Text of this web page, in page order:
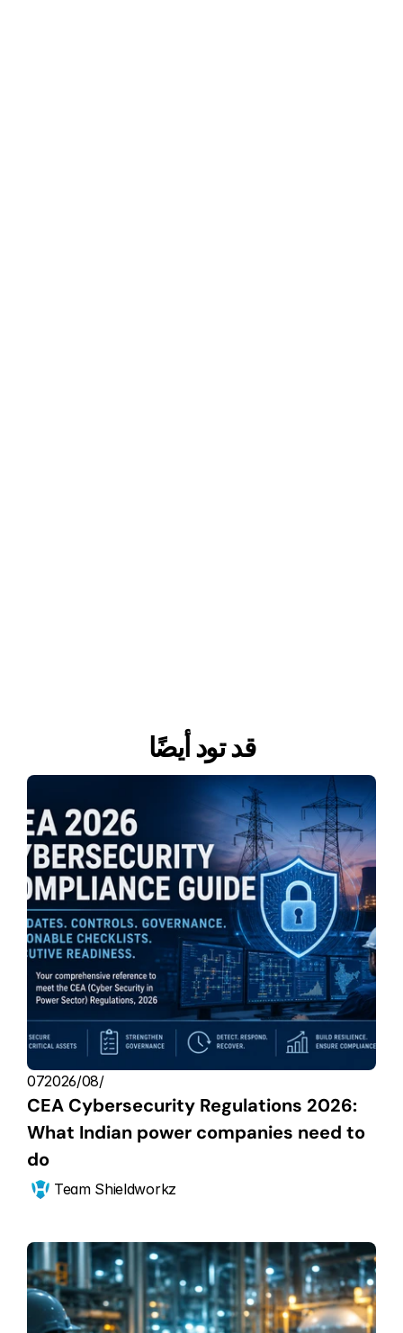
قد تود أيضًا
07‏/08‏/2026
CEA Cybersecurity Regulations 2026:
What Indian power companies need to
do
Team Shieldworkz